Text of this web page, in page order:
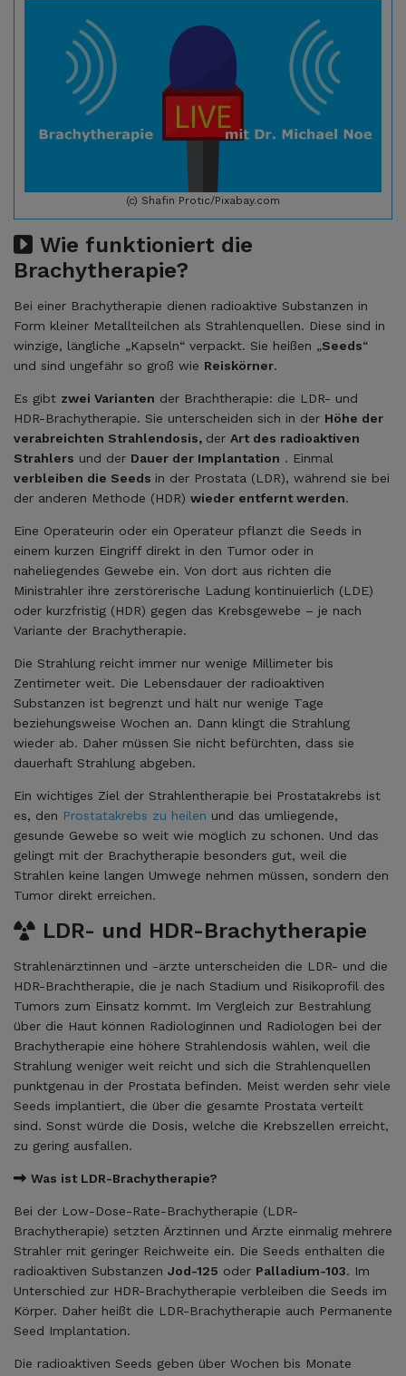
(c) Shafin Protic/Pixabay.com
Wie funktioniert die
Brachytherapie?
Bei einer Brachytherapie dienen radioaktive Substanzen in
Form kleiner Metallteilchen als Strahlenquellen. Diese sind in
winzige, längliche „Kapseln“ verpackt. Sie heißen „Seeds“
und sind ungefähr so groß wie Reiskörner.
Es gibt zwei Varianten der Brachtherapie: die LDR- und
HDR-Brachytherapie. Sie unterscheiden sich in der Höhe der
verabreichten Strahlendosis, der Art des radioaktiven
Strahlers und der Dauer der Implantation . Einmal
verbleiben die Seeds in der Prostata (LDR), während sie bei
der anderen Methode (HDR) wieder entfernt werden.
Eine Operateurin oder ein Operateur pflanzt die Seeds in
einem kurzen Eingriff direkt in den Tumor oder in
naheliegendes Gewebe ein. Von dort aus richten die
Ministrahler ihre zerstörerische Ladung kontinuierlich (LDE)
oder kurzfristig (HDR) gegen das Krebsgewebe – je nach
Variante der Brachytherapie.
Die Strahlung reicht immer nur wenige Millimeter bis
Zentimeter weit. Die Lebensdauer der radioaktiven
Substanzen ist begrenzt und hält nur wenige Tage
beziehungsweise Wochen an. Dann klingt die Strahlung
wieder ab. Daher müssen Sie nicht befürchten, dass sie
dauerhaft Strahlung abgeben.
Ein wichtiges Ziel der Strahlentherapie bei Prostatakrebs ist
es, den Prostatakrebs zu heilen und das umliegende,
gesunde Gewebe so weit wie möglich zu schonen. Und das
gelingt mit der Brachytherapie besonders gut, weil die
Strahlen keine langen Umwege nehmen müssen, sondern den
Tumor direkt erreichen.
LDR- und HDR-Brachytherapie
Strahlenärztinnen und -ärzte unterscheiden die LDR- und die
HDR-Brachtherapie, die je nach Stadium und Risikoprofil des
Tumors zum Einsatz kommt. Im Vergleich zur Bestrahlung
über die Haut können Radiologinnen und Radiologen bei der
Brachytherapie eine höhere Strahlendosis wählen, weil die
Strahlung weniger weit reicht und sich die Strahlenquellen
punktgenau in der Prostata befinden. Meist werden sehr viele
Seeds implantiert, die über die gesamte Prostata verteilt
sind. Sonst würde die Dosis, welche die Krebszellen erreicht,
zu gering ausfallen.
Was ist LDR-Brachytherapie?
Bei der Low-Dose-Rate-Brachytherapie (LDR-
Brachytherapie) setzten Ärztinnen und Ärzte einmalig mehrere
Strahler mit geringer Reichweite ein. Die Seeds enthalten die
radioaktiven Substanzen Jod-125 oder Palladium-103. Im
Unterschied zur HDR-Brachytherapie verbleiben die Seeds im
Körper. Daher heißt die LDR-Brachytherapie auch Permanente
Seed Implantation.
Die radioaktiven Seeds geben über Wochen bis Monate